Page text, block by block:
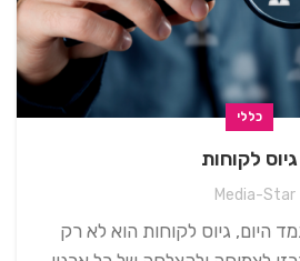
כללי
⁠גיוס לקוחות
Media-Star
היום, גיוס לקוחות הוא לא רק